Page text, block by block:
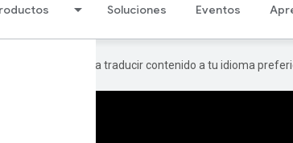
Soluciones Eventos
de IA para traducir contenido a tu idioma